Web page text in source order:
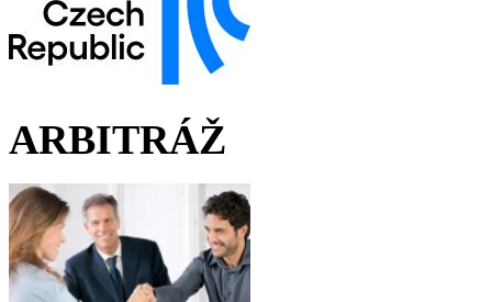
ARBITRÁŽ